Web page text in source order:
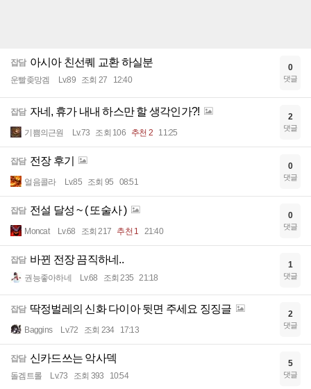
잡담 아시아 친선퀘 교환 하실분
운빨좆망겜 Lv.89 조회 27 12:40
0
댓글
잡담 자네, 휴가 내내 하스만 할 생각인가?!
기쁨의근원 Lv.73 조회 106 추천 2 11:25
2
댓글
잡담 전장 후기
얼음콜라 Lv.85 조회 95 08:51
0
댓글
잡담 전설 달성 ~ ( 또술사 )
Moncat Lv.68 조회 217 추천 1 21:40
0
댓글
잡담 바뀐 전장 끔직하네..
권능좋아하네 Lv.68 조회 235 21:18
1
댓글
잡담 딱정벌레의 신화 다이아 뒷면 주세요 징징글
Baggins Lv.72 조회 234 17:13
2
댓글
잡담 신카드쓰는 악사덱
돌겜트롤 Lv.73 조회 393 10:54
5
댓글